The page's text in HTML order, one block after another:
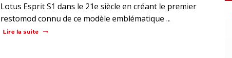
Lotus Esprit S1 dans le 21e siècle en créant le premier
restomod connu de ce modèle emblématique ...
Lire la suite